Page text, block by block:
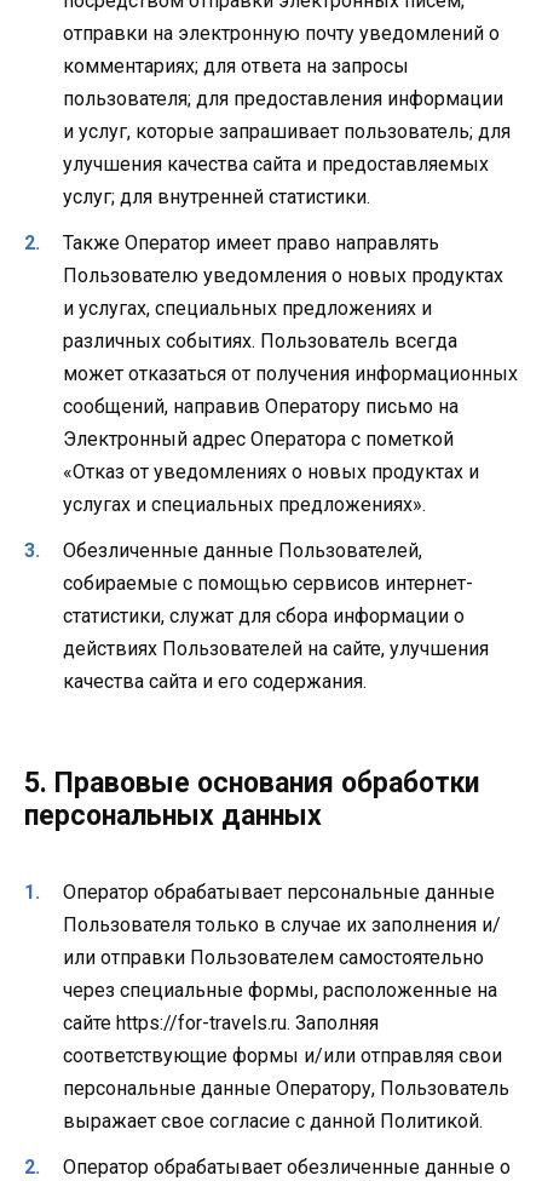
отправки на электронную почту уведомлений о
комментариях; для ответа на запросы
пользователя; для предоставления информации
и услуг, которые запрашивает пользователь; для
улучшения качества сайта и предоставляемых
услуг; для внутренней статистики.
Также Оператор имеет право направлять
Пользователю уведомления о новых продуктах
и услугах, специальных предложениях и
различных событиях. Пользователь всегда
может отказаться от получения информационных
сообщений, направив Оператору письмо на
Электронный адрес Оператора с пометкой
«Отказ от уведомлениях о новых продуктах и
услугах и специальных предложениях».
Обезличенные данные Пользователей,
собираемые с помощью сервисов интернет-
статистики, служат для сбора информации о
действиях Пользователей на сайте, улучшения
качества сайта и его содержания.
5. Правовые основания обработки
персональных данных
Оператор обрабатывает персональные данные
Пользователя только в случае их заполнения и/
или отправки Пользователем самостоятельно
через специальные формы, расположенные на
сайте https://for-travels.ru. Заполняя
соответствующие формы и/или отправляя свои
персональные данные Оператору, Пользователь
выражает свое согласие с данной Политикой.
Оператор обрабатывает обезличенные данные о